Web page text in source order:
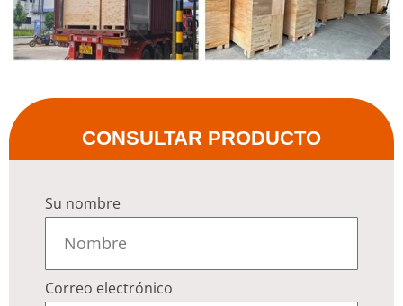
CONSULTAR PRODUCTO
Su nombre
Correo electrónico